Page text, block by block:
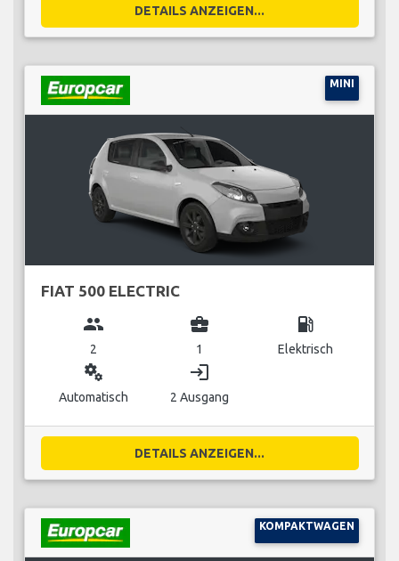
DETAILS ANZEIGEN...
MINI
FIAT 500 ELECTRIC
group
2
business_center
1
local_gas_station
Elektrisch
miscellaneous_services
Automatisch
login
2 Ausgang
DETAILS ANZEIGEN...
KOMPAKTWAGEN